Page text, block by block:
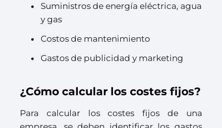
Suministros de energía eléctrica, agua
y gas
Costos de mantenimiento
Gastos de publicidad y marketing
¿Cómo calcular los costes fijos?
Para calcular los costes fijos de una